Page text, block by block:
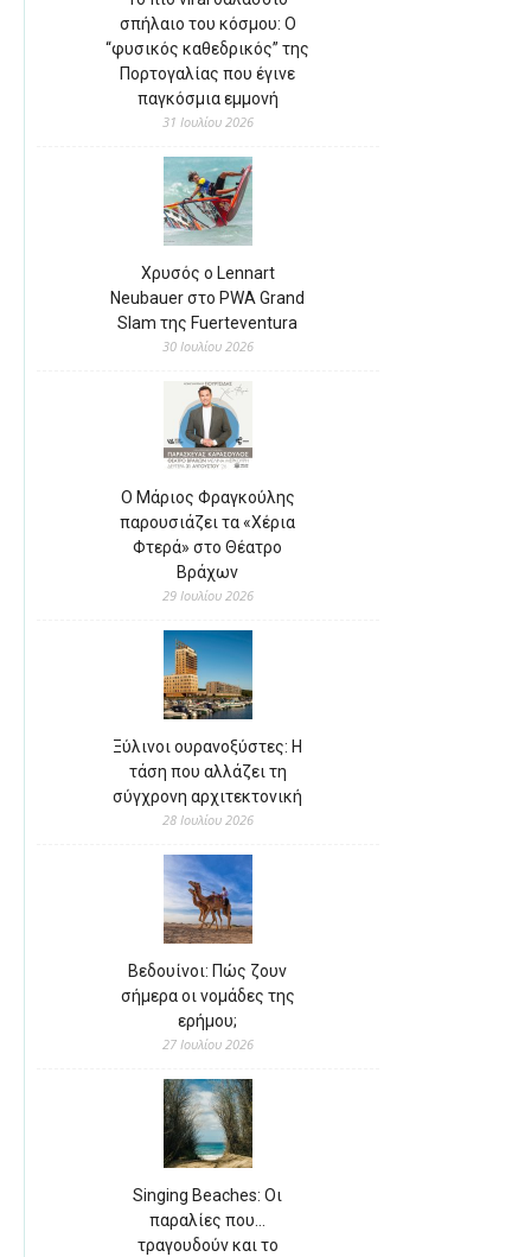
σπήλαιο του κόσμου: Ο
“φυσικός καθεδρικός” της
Πορτογαλίας που έγινε
παγκόσμια εμμονή
31 Ιουλίου 2026
Χρυσός ο Lennart
Neubauer στο PWA Grand
Slam της Fuerteventura
30 Ιουλίου 2026
Ο Μάριος Φραγκούλης
παρουσιάζει τα «Χέρια
Φτερά» στο Θέατρο
Βράχων
29 Ιουλίου 2026
Ξύλινοι ουρανοξύστες: Η
τάση που αλλάζει τη
σύγχρονη αρχιτεκτονική
28 Ιουλίου 2026
Βεδουίνοι: Πώς ζουν
σήμερα οι νομάδες της
ερήμου;
27 Ιουλίου 2026
Singing Beaches: Οι
παραλίες που…
τραγουδούν και το